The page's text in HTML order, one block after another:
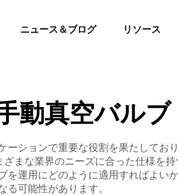
ニュース＆ブログ リソース
動真空バルブ
ションで重要な役割を果たしてお
ざまな業界のニーズに合った仕様を
運用にどのように適用すればよい
可能性があります。